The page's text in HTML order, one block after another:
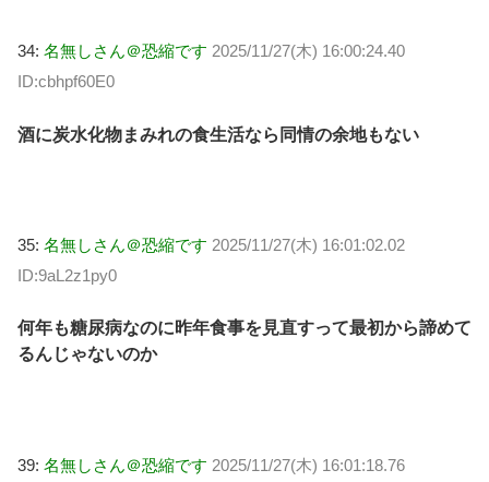
34: 名無しさん＠恐縮です 2025/11/27(木) 16:00:24.40
ID:cbhpf60E0
酒に炭水化物まみれの食生活なら同情の余地もない
35: 名無しさん＠恐縮です 2025/11/27(木) 16:01:02.02
ID:9aL2z1py0
何年も糖尿病なのに昨年食事を見直すって最初から諦めて
るんじゃないのか
39: 名無しさん＠恐縮です 2025/11/27(木) 16:01:18.76